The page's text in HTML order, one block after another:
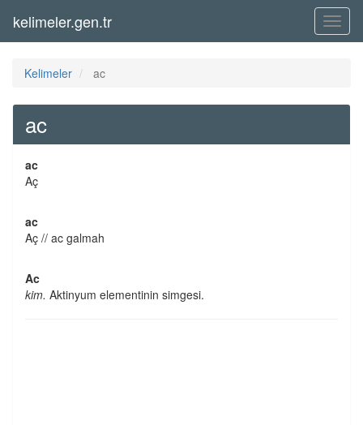
Menü
kelimeler.gen.tr
Kelimeler ac
ac
ac
Aç
ac
Aç // ac galmah
Ac
kim. Aktinyum elementinin simgesi.